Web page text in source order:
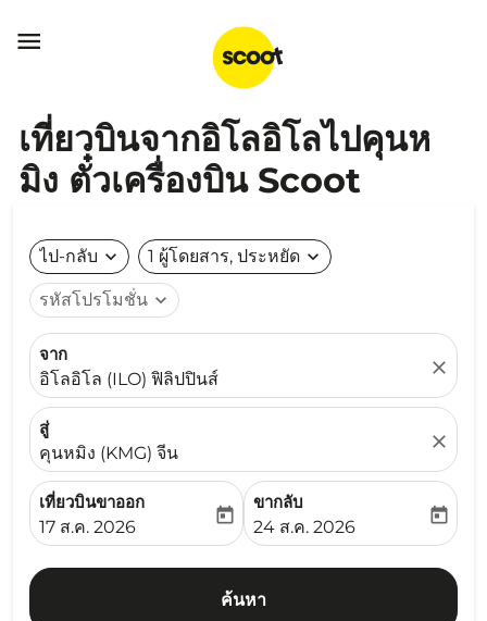

เที่ยวบินจากอิโลอิโลไปคุนห
มิง ตั๋วเครื่องบิน Scoot
ไป-กลับ expand_more 1 ผู้โดยสาร, ประหยัด expand_more
รหัสโปรโมชั่น expand_more
จาก
อิโลอิโล (ILO) ฟิลิปปินส์
close
สู่
คุนหมิง (KMG) จีน
close
เที่ยวบินขาออก
fc-booking-departure-date-aria-label
17 ส.ค. 2026
today
ขากลับ
fc-booking-return-date-
24 ส.ค. 2026
today
ค้นหา